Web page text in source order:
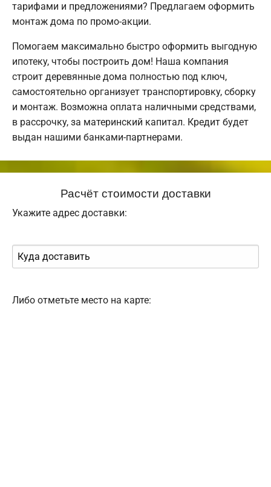
тарифами и предложениями? Предлагаем оформить
монтаж дома по промо-акции.
Помогаем максимально быстро оформить выгодную
ипотеку, чтобы построить дом! Наша компания
строит деревянные дома полностью под ключ,
самостоятельно организует транспортировку, сборку
и монтаж. Возможна оплата наличными средствами,
в рассрочку, за материнский капитал. Кредит будет
выдан нашими банками-партнерами.
Расчёт стоимости доставки
Укажите адрес доставки:
Либо отметьте место на карте: